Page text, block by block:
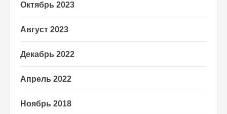
Октябрь 2023
Август 2023
Декабрь 2022
Апрель 2022
Ноябрь 2018